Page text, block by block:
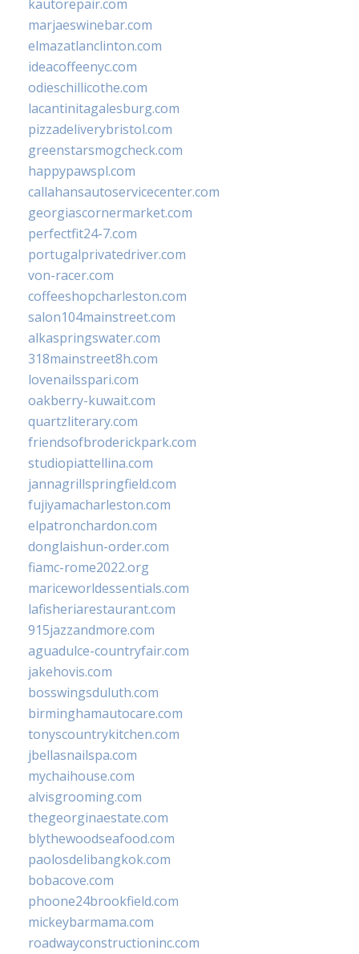
kautorepair.com
marjaeswinebar.com
elmazatlanclinton.com
ideacoffeenyc.com
odieschillicothe.com
lacantinitagalesburg.com
pizzadeliverybristol.com
greenstarsmogcheck.com
happypawspl.com
callahansautoservicecenter.com
georgiascornermarket.com
perfectfit24-7.com
portugalprivatedriver.com
von-racer.com
coffeeshopcharleston.com
salon104mainstreet.com
alkaspringswater.com
318mainstreet8h.com
lovenailsspari.com
oakberry-kuwait.com
quartzliterary.com
friendsofbroderickpark.com
studiopiattellina.com
jannagrillspringfield.com
fujiyamacharleston.com
elpatronchardon.com
donglaishun-order.com
fiamc-rome2022.org
mariceworldessentials.com
lafisheriarestaurant.com
915jazzandmore.com
aguadulce-countryfair.com
jakehovis.com
bosswingsduluth.com
birminghamautocare.com
tonyscountrykitchen.com
jbellasnailspa.com
mychaihouse.com
alvisgrooming.com
thegeorginaestate.com
blythewoodseafood.com
paolosdelibangkok.com
bobacove.com
phoone24brookfield.com
mickeybarmama.com
roadwayconstructioninc.com